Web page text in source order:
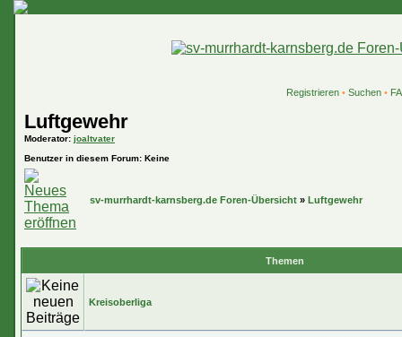
Registrieren• Suchen•
Luftgewehr
Moderator: joaltvater
Benutzer in diesem Forum: Keine
sv-murrhardt-karnsberg.de Foren-Übersicht » Luftgewehr
Themen
Kreisoberliga